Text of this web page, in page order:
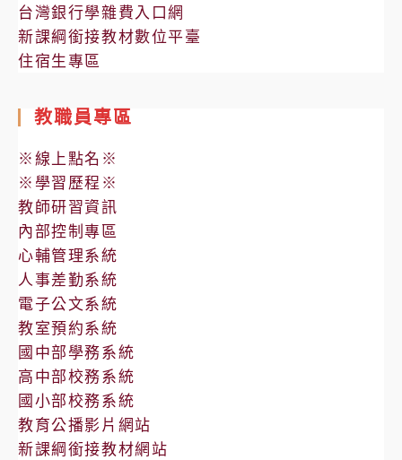
台灣銀行學雜費入口網
新課綱銜接教材數位平臺
住宿生專區
教職員專區
※線上點名※
※學習歷程※
教師研習資訊
內部控制專區
心輔管理系統
人事差勤系統
電子公文系統
教室預約系統
國中部學務系統
高中部校務系統
國小部校務系統
教育公播影片網站
新課綱銜接教材網站